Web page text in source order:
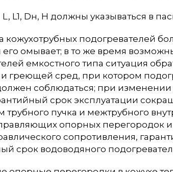
L1, Dн, H должны указываться в
кожухотрубных подогревателей
его омывает; в то же время
емкостного типа ситуация
греющей сред, при котором
соблюдаться; при
срок эксплуатации
пучка и межтрубного
опорных перегородок
сопротивления,
срок водоводяного